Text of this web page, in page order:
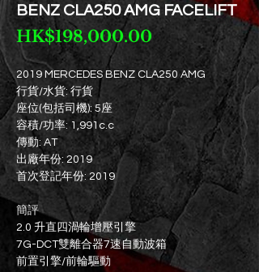
BENZ CLA250 AMG FACELIFT
HK$198,000.00價
格
2019 MERCEDES BENZ CLA250 AMG
行貨/水貨: 行貨
座位(包括司機): 5座
容積/功率: 1,991c.c
傳動: AT
出廠年份: 2019
首次登記年份: 2019
簡評
2.0 升直四渦輪增壓引擎
7G-DCT雙離合器7速自動波箱
前置引擎/前輪驅動